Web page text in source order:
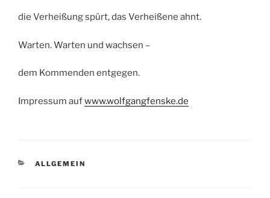
die Verheißung spürt, das Verheißene ahnt.
Warten. Warten und wachsen –
dem Kommenden entgegen.
Impressum aufwww.wolfgangfenske.de
KATEGORIEN
ALLGEMEIN